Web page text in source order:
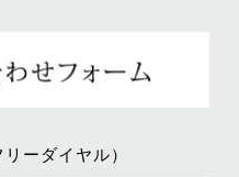
ーダイヤル）